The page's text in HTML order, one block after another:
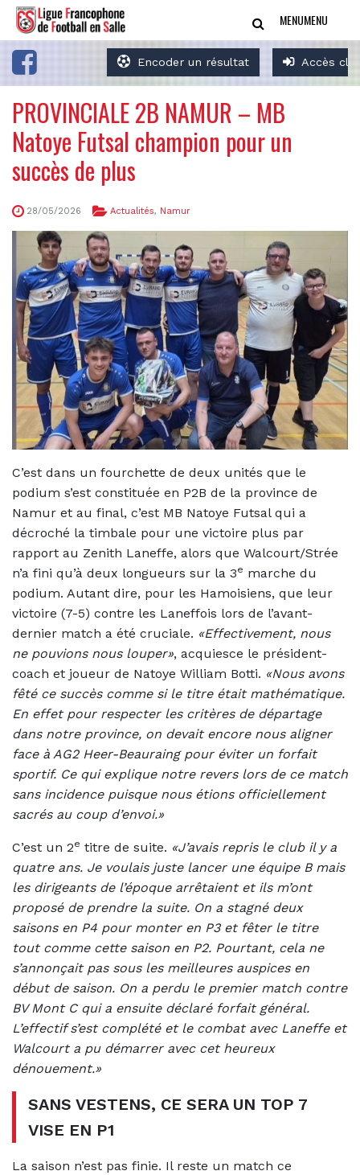
Encoder un résultat Accès
MENUMENU
PROVINCIALE 2B NAMUR – MB
Natoye Futsal champion pour un
succès de plus
28/05/2026 Actualités, Namur
C’est dans un fourchette de deux unités que le
podium s’est constituée en P2B de la province de
Namur et au final, c’est MB Natoye Futsal qui a
décroché la timbale pour une victoire plus par
rapport au Zenith Laneffe, alors que Walcourt/Strée
n’a fini qu’à deux longueurs sur la 3e marche du
podium. Autant dire, pour les Hamoisiens, que leur
victoire (7-5) contre les Laneffois lors de l’avant-
dernier match a été cruciale. «Effectivement, nous
ne pouvions nous louper», acquiesce le président-
coach et joueur de Natoye William Botti. «Nous avons
fêté ce succès comme si le titre était mathématique.
En effet pour respecter les critères de départage
dans notre province, on devait encore nous aligner
face à AG2 Heer-Beauraing pour éviter un forfait
sportif. Ce qui explique notre revers lors de ce match
sans incidence puisque nous étions officiellement
sacrés au coup d’envoi.»
C’est un 2e titre de suite. «J’avais repris le club il y a
quatre ans. Je voulais juste lancer une équipe B mais
les dirigeants de l’époque arrêtaient et ils m’ont
proposé de prendre la suite. On a stagné deux
saisons en P4 pour monter en P3 et fêter le titre
tout comme cette saison en P2. Pourtant, cela ne
s’annonçait pas sous les meilleures auspices en
début de saison. On a perdu le premier match contre
BV Mont C qui a ensuite déclaré forfait général.
L’effectif s’est complété et le combat avec Laneffe et
Walcourt a pu démarrer avec cet heureux
dénouement.»
SANS VESTENS, CE SERA UN TOP 7
VISE EN P1
La saison n’est pas finie. Il reste un match ce